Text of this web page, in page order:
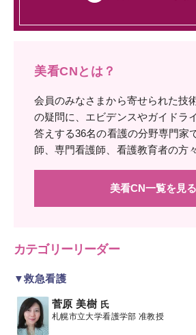
美看CNとは？
会員のみなさまから寄せられた技
の疑問に、エビデンスやガイドラ
答えする36名の看護の分野専門家
師、専門看護師、看護教育者の方
美看CN一覧を見る
カテゴリーリーダー
▼救急看護
菅原 美樹 氏
札幌市立大学看護学部 准教授